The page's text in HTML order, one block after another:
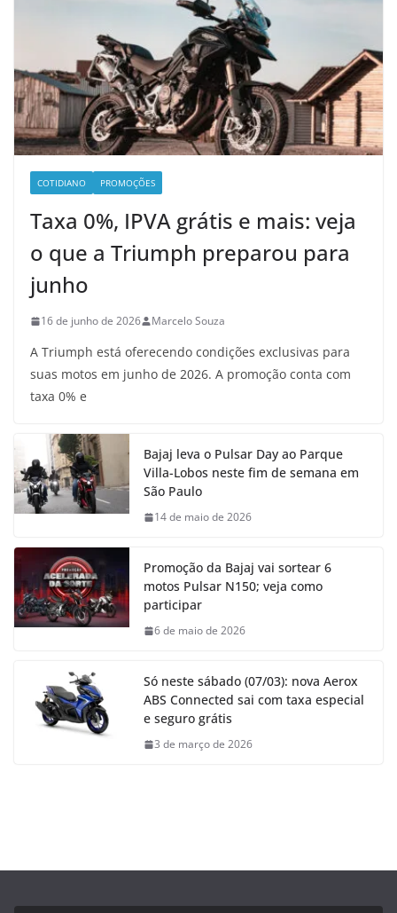
COTIDIANO PROMOÇÕES
Taxa 0%, IPVA grátis e mais: veja
o que a Triumph preparou para
junho
16 de junho de 2026 Marcelo Souza
A Triumph está oferecendo condições exclusivas para
suas motos em junho de 2026. A promoção conta com
taxa 0% e
Bajaj leva o Pulsar Day ao Parque
Villa-Lobos neste fim de semana em
São Paulo
14 de maio de 2026
Promoção da Bajaj vai sortear 6
motos Pulsar N150; veja como
participar
6 de maio de 2026
Só neste sábado (07/03): nova Aerox
ABS Connected sai com taxa especial
e seguro grátis
3 de março de 2026